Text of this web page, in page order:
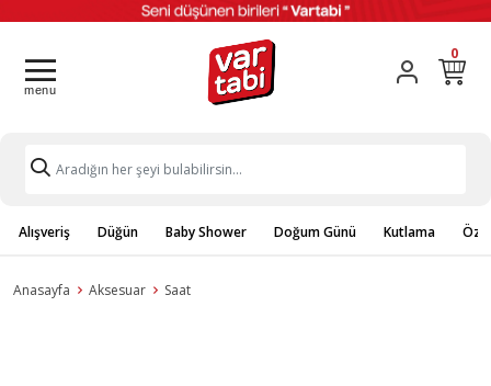
0
Alışveriş Düğün Baby Shower Doğum Günü Kutlama
Anasayfa Aksesuar Saat